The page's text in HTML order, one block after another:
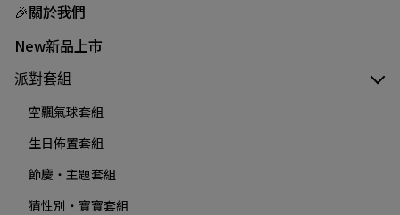
🎉關於我們
New新品上市
派對套組
空飄氣球套組
生日佈置套組
節慶‧主題套組
猜性別‧寶寶套組